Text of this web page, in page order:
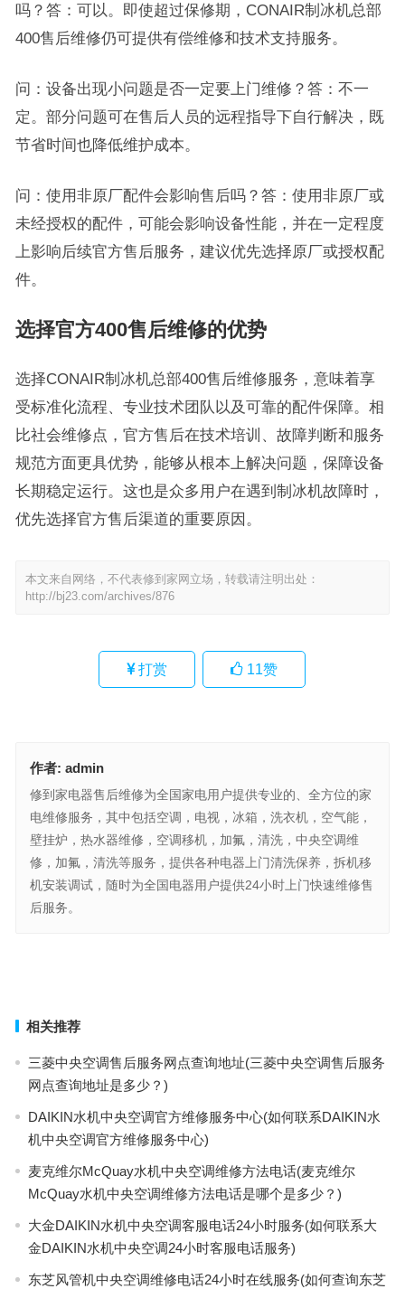
吗？答：可以。即使超过保修期，CONAIR制冰机总部
400售后维修仍可提供有偿维修和技术支持服务。
问：设备出现小问题是否一定要上门维修？答：不一
定。部分问题可在售后人员的远程指导下自行解决，既
节省时间也降低维护成本。
问：使用非原厂配件会影响售后吗？答：使用非原厂或
未经授权的配件，可能会影响设备性能，并在一定程度
上影响后续官方售后服务，建议优先选择原厂或授权配
件。
选择官方400售后维修的优势
选择CONAIR制冰机总部400售后维修服务，意味着享
受标准化流程、专业技术团队以及可靠的配件保障。相
比社会维修点，官方售后在技术培训、故障判断和服务
规范方面更具优势，能够从根本上解决问题，保障设备
长期稳定运行。这也是众多用户在遇到制冰机故障时，
优先选择官方售后渠道的重要原因。
本文来自网络，不代表修到家网立场，转载请注明出处：
http://bj23.com/archives/876
打赏 11赞
作者: admin
修到家电器售后维修为全国家电用户提供专业的、全方位的家
电维修服务，其中包括空调，电视，冰箱，洗衣机，空气能，
壁挂炉，热水器维修，空调移机，加氟，清洗，中央空调维
修，加氟，清洗等服务，提供各种电器上门清洗保养，拆机移
机安装调试，随时为全国电器用户提供24小时上门快速维修售
后服务。
相关推荐
三菱中央空调售后服务网点查询地址(三菱中央空调售后服务
网点查询地址是多少？)
DAIKIN水机中央空调官方维修服务中心(如何联系DAIKIN水
机中央空调官方维修服务中心)
麦克维尔McQuay水机中央空调维修方法电话(麦克维尔
McQuay水机中央空调维修方法电话是哪个是多少？)
大金DAIKIN水机中央空调客服电话24小时服务(如何联系大
金DAIKIN水机中央空调24小时客服电话服务)
东芝风管机中央空调维修电话24小时在线服务(如何查询东芝